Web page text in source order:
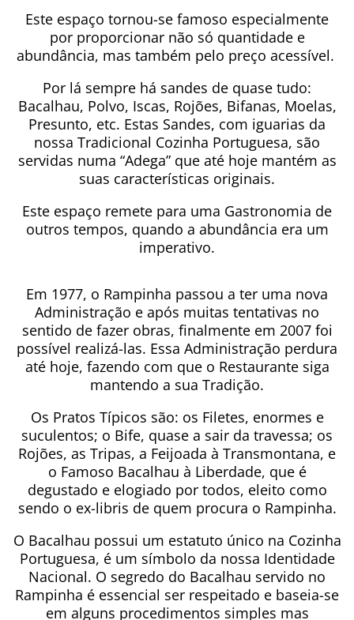
Este espaço tornou-se famoso especialmente
por proporcionar não só quantidade e
abundância, mas também pelo preço acessível.
Por lá sempre há sandes de quase tudo:
Bacalhau, Polvo, Iscas, Rojões, Bifanas, Moelas,
Presunto, etc. Estas Sandes, com iguarias da
nossa Tradicional Cozinha Portuguesa, são
servidas numa “Adega” que até hoje mantém as
suas características originais.
Este espaço remete para uma Gastronomia de
outros tempos, quando a abundância era um
imperativo.
Em 1977, o Rampinha passou a ter uma nova
Administração e após muitas tentativas no
sentido de fazer obras, finalmente em 2007 foi
possível realizá-las. Essa Administração perdura
até hoje, fazendo com que o Restaurante siga
mantendo a sua Tradição.
Os Pratos Típicos são: os Filetes, enormes e
suculentos; o Bife, quase a sair da travessa; os
Rojões, as Tripas, a Feijoada à Transmontana, e
o Famoso Bacalhau à Liberdade, que é
degustado e elogiado por todos, eleito como
sendo o ex-libris de quem procura o Rampinha.
O Bacalhau possui um estatuto único na Cozinha
Portuguesa, é um símbolo da nossa Identidade
Nacional. O segredo do Bacalhau servido no
Rampinha é essencial ser respeitado e baseia-se
em alguns procedimentos simples mas